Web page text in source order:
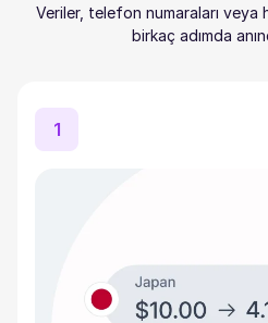
Veriler, telefon numaraları veya
birkaç adımda
1